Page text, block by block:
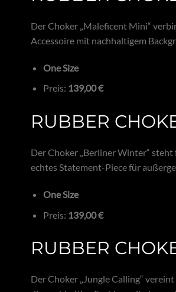
Der Choker „Maleficent Mini“
Accessoire mit nachhaltigem
One Size
Preis: 139,00 €
RUBBER
Der Choker „Berliner Winter“
echtes Statement-Piece für
One Size
Preis: 139,00 €
RUBBER
Der Choker „Jungle Calling“